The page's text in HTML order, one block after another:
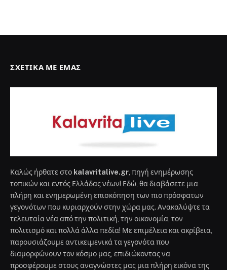
ΣΧΕΤΙΚΆ ΜΕ ΕΜΆΣ
Καλώς ήρθατε στο kalavritalive.gr , πηγή ενημέρωσης
τοπικών και εντός Ελλάδας νέων! Εδώ, θα διαβάσετε μια
πλήρη και ενημερωμένη επισκόπηση των πιο πρόσφατων
γεγονότων που κυριαρχούν στην χώρα μας. Ανακαλύψτε τα
τελευταία νέα από την πολιτική, την οικονομία, τον
πολιτισμό και πολλά άλλα πεδία! Με επιμέλεια και ακρίβεια,
παρουσιάζουμε αντικειμενικά τα γεγονότα που
διαμορφώνουν τον κόσμο μας, επιδιώκοντας να
προσφέρουμε στους αναγνώστες μας μια πλήρη εικόνα της